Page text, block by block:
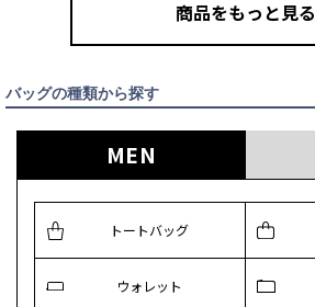
商品をもっと見る
バッグの種類から探す
MEN
トートバッグ
ウォレット